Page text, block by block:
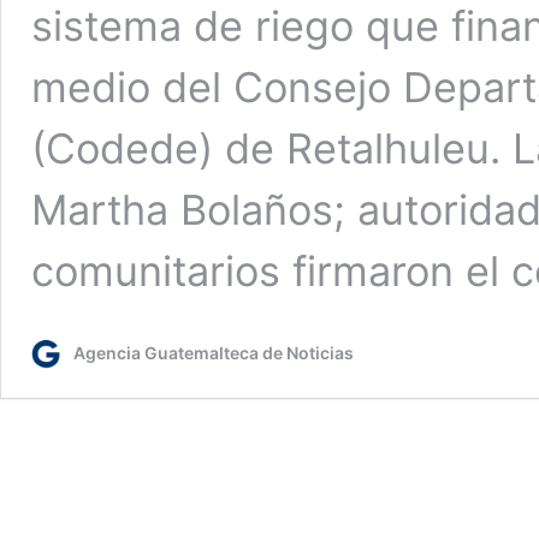
sistema de riego que
medio del Consejo
(Codede) de Retalhuleu.
Martha Bolaños;
comunitarios firmaron el
Agencia Guatemalteca de Noticias